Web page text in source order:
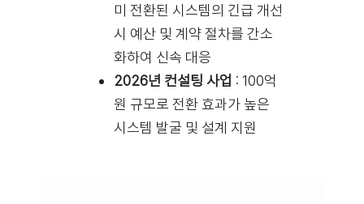
미 전환된 시스템의 긴급 개선
시 예산 및 계약 절차를 간소
화하여 신속 대응
2026년 컨설팅 사업 : 100억
원 규모로 전환 효과가 높은
시스템 발굴 및 설계 지원